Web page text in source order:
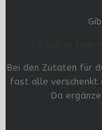
Bei den Zutaten für
fast alle verschenkt
Da